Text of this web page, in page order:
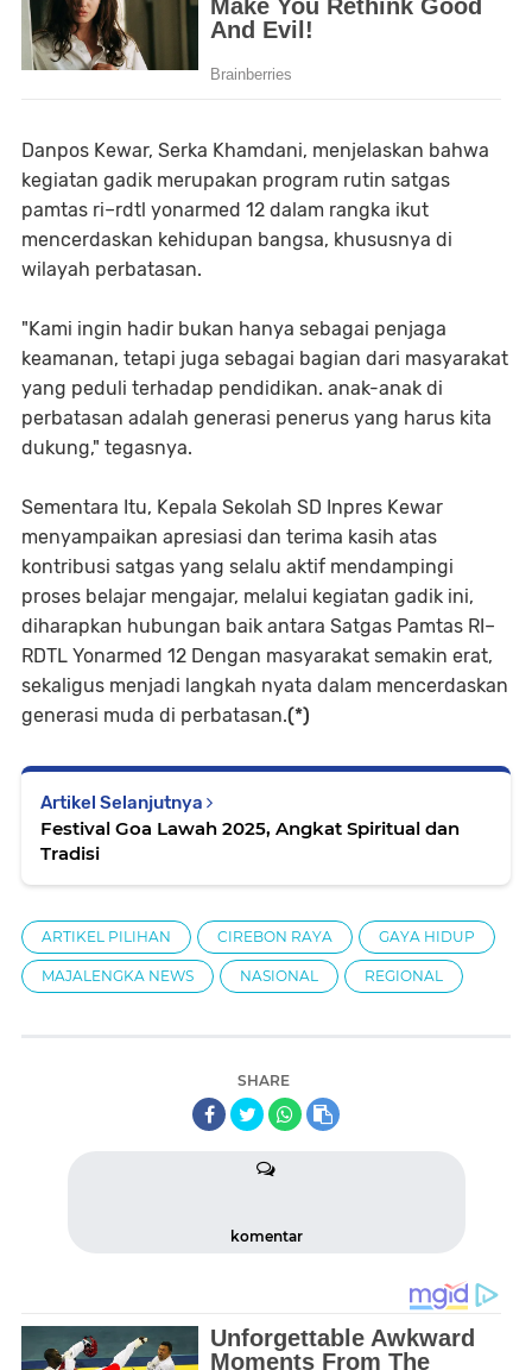
Danpos Kewar, Serka Khamdani, menjelaskan bahwa
kegiatan gadik merupakan program rutin satgas
pamtas ri–rdtl yonarmed 12 dalam rangka ikut
mencerdaskan kehidupan bangsa, khususnya di
wilayah perbatasan.
"Kami ingin hadir bukan hanya sebagai penjaga
keamanan, tetapi juga sebagai bagian dari masyarakat
yang peduli terhadap pendidikan. anak-anak di
perbatasan adalah generasi penerus yang harus kita
dukung," tegasnya.
Sementara Itu, Kepala Sekolah SD Inpres Kewar
menyampaikan apresiasi dan terima kasih atas
kontribusi satgas yang selalu aktif mendampingi
proses belajar mengajar, melalui kegiatan gadik ini,
diharapkan hubungan baik antara Satgas Pamtas RI–
RDTL Yonarmed 12 Dengan masyarakat semakin erat,
sekaligus menjadi langkah nyata dalam mencerdaskan
generasi muda di perbatasan.(*)
Artikel Selanjutnya
Festival Goa Lawah 2025, Angkat Spiritual dan
Tradisi
ARTIKEL PILIHAN CIREBON RAYA GAYA HIDUP
MAJALENGKA NEWS NASIONAL REGIONAL
SHARE
komentar